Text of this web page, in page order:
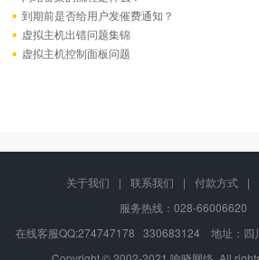
到期前是否给用户发催费通知？
虚拟主机出错问题集锦
虚拟主机控制面板问题
关于我们 | 联系我们 | 付款方式 |
服务热线：028-
在线客服QQ:274747178 330683124 地址：四